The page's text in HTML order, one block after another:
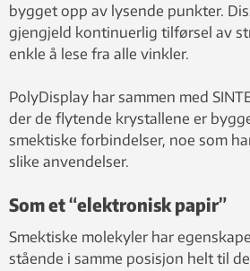
bygget opp av lysende punkter.
gjengjeld kontinuerlig tilførsel av
enkle å lese fra alle vinkler.
PolyDisplay har sammen med
der de flytende krystallene er
smektiske forbindelser, noe som
slike anvendelser.
Som et “elektronisk papir”
Smektiske molekyler har
stående i samme posisjon helt til